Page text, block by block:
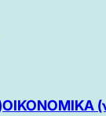
ΟΙΚΟΝΟΜΙΚΑ